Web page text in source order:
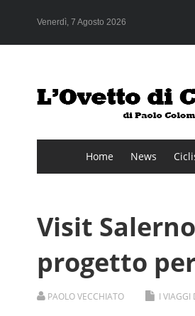
Venerdì, 7 Agosto 2026
Home News
Visit
progetto
PAOLO VECCHIATO I VIAGGI